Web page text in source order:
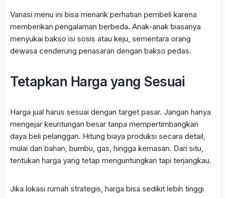
Variasi menu ini bisa menarik perhatian pembeli karena
memberikan pengalaman berbeda. Anak-anak biasanya
menyukai bakso isi sosis atau keju, sementara orang
dewasa cenderung penasaran dengan bakso pedas.
Tetapkan Harga yang Sesuai
Harga jual harus sesuai dengan target pasar. Jangan hanya
mengejar keuntungan besar tanpa mempertimbangkan
daya beli pelanggan. Hitung biaya produksi secara detail,
mulai dari bahan, bumbu, gas, hingga kemasan. Dari situ,
tentukan harga yang tetap menguntungkan tapi terjangkau.
Jika lokasi rumah strategis, harga bisa sedikit lebih tinggi